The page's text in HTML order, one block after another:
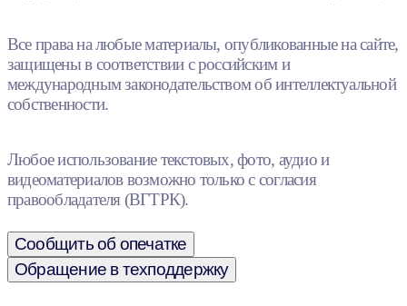
Все права на любые материалы, опубликованные на сайте,
защищены в соответствии с российским и
международным законодательством об интеллектуальной
собственности.
Любое использование текстовых, фото, аудио и
видеоматериалов возможно только с согласия
правообладателя (ВГТРК).
Сообщить об опечатке
Обращение в техподдержку